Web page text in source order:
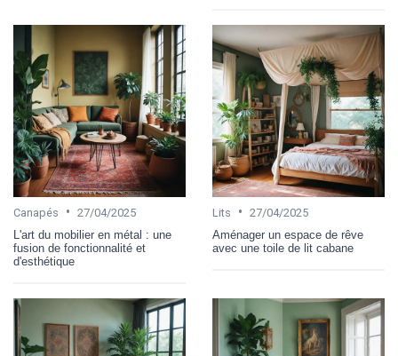
Canapés • 27/04/2025
L'art du mobilier en métal : une
fusion de fonctionnalité et
d'esthétique
Lits • 27/04/2025
Aménager un espace de rêve
avec une toile de lit cabane